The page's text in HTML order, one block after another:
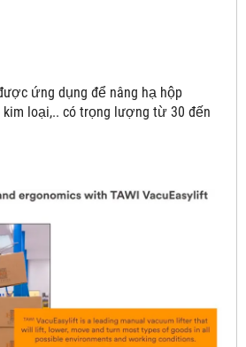
ứng dụng để nâng hạ hộp
kim loại,.. có trọng lượng từ 30 đến